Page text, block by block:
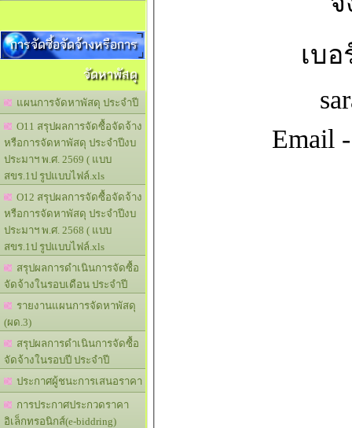
การจัดซื้อจัดจ้างหรือการ
จัดหาพัสดุ
แผนการจัดหาพัสดุ ประจำปี
O11 สรุปผลการจัดซื้อจัดจ้าง
หรือการจัดหาพัสดุ ประจำปีงบ
ประมาฯ พ.ศ. 2569 ( แบบ
สขร.1ป รูปแบบไฟล์.xls
O12 สรุปผลการจัดซื้อจัดจ้าง
หรือการจัดหาพัสดุ ประจำปีงบ
ประมาฯ พ.ศ. 2568 ( แบบ
สขร.1ป รูปแบบไฟล์.xls
สรุปผลการดำเนินการจัดซื้อ
จัดจ้างในรอบเดือน ประจำปี
รายงานแผนการจัดหาพัสดุ
(ผด.3)
สรุปผลการดำเนินการจัดซื้อ
จัดจ้างในรอบปี ประจำปี
ประกาศผู้ชนะการเสนอราคา
การประกาศประกวดราคา
อิเล็กทรอนิกส์(e-biddring)
เบ
Email